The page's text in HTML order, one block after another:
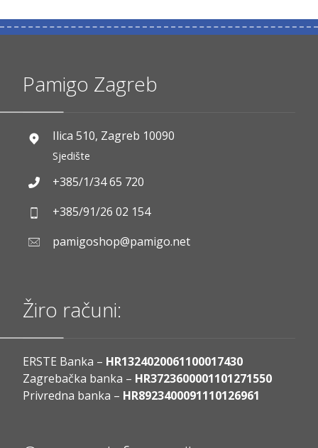
Pamigo Zagreb
Ilica 510, Zagreb 10090
Sjedište
+385/1/34 65 720
+385/91/26 02 154
pamigoshop@pamigo.net
Žiro računi:
ERSTE Banka – HR1324020061100017430
Zagrebačka banka – HR3723600001101271550
Privredna banka – HR8923400091110126961